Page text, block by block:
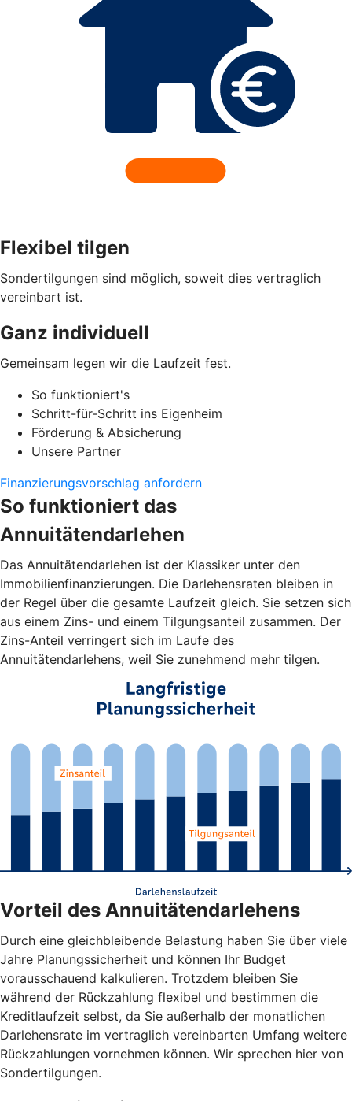
Flexibel tilgen
Sondertilgungen sind möglich, soweit dies vertraglich
vereinbart ist.
Ganz individuell
Gemeinsam legen wir die Laufzeit fest.
So funktioniert's
Schritt-für-Schritt ins Eigenheim
Förderung & Absicherung
Unsere Partner
Finanzierungsvorschlag anfordern
So funktioniert das
Annuitätendarlehen
Das Annuitätendarlehen ist der Klassiker unter den
Immobilienfinanzierungen. Die Darlehensraten bleiben in
der Regel über die gesamte Laufzeit gleich. Sie setzen sich
aus einem Zins- und einem Tilgungsanteil zusammen. Der
Zins-Anteil verringert sich im Laufe des
Annuitätendarlehens, weil Sie zunehmend mehr tilgen.
Vorteil des Annuitätendarlehens
Durch eine gleichbleibende Belastung haben Sie über viele
Jahre Planungssicherheit und können Ihr Budget
vorausschauend kalkulieren. Trotzdem bleiben Sie
während der Rückzahlung flexibel und bestimmen die
Kreditlaufzeit selbst, da Sie außerhalb der monatlichen
Darlehensrate im vertraglich vereinbarten Umfang weitere
Rückzahlungen vornehmen können. Wir sprechen hier von
Sondertilgungen.